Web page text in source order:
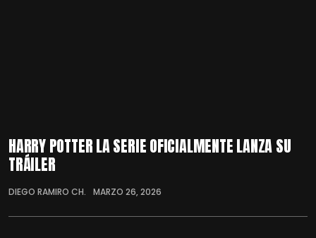
HARRY POTTER LA SERIE OFICIALMENTE LANZA SU
TRÁILER
DIEGO RAMIRO CH. MARZO 26, 2026